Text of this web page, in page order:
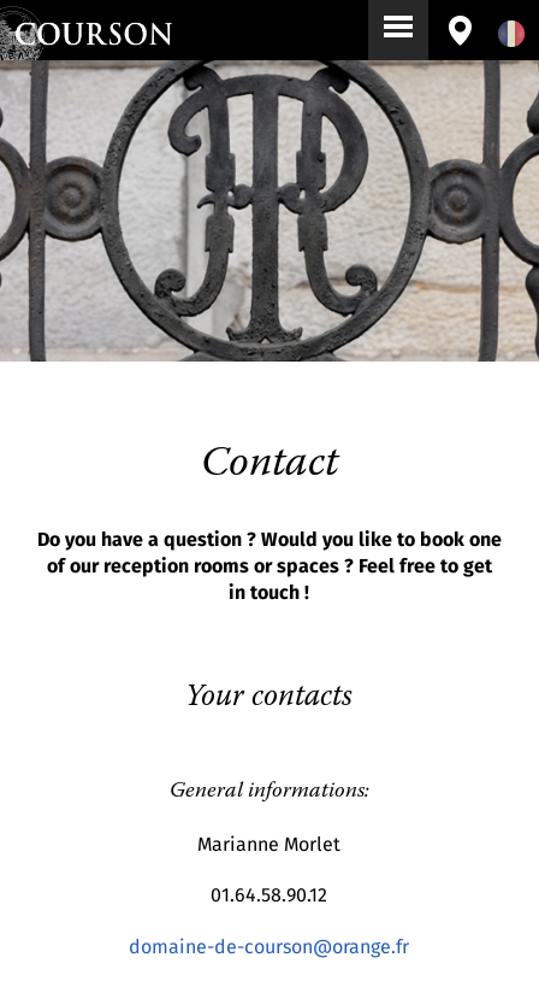
Contact
Do you have a question ? Would you like to book one
of our reception rooms or spaces ? Feel free to get
in touch !
Your contacts
General informations:
Marianne Morlet
01.64.58.90.12
domaine-de-courson@orange.fr